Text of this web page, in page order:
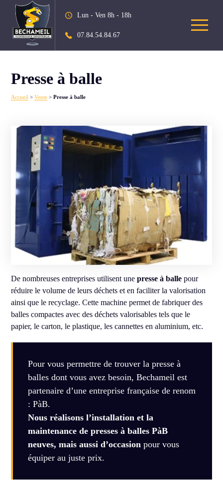
Lun - Ven 8h - 18h
07.84.54.84.67
Presse à balle
Accueil >Vente >Presse à balle
De nombreuses entreprises utilisent unepresse à balle pour
réduire le volume de leurs déchets et en faciliter la valorisation
ainsi que le recyclage. Cette machine permet de fabriquer des
balles compactes avec des déchets valorisables tels que le
papier, le carton, le plastique, les cannettes en aluminium, etc.
Pour vous permettre de trouver la presse à
balles dont vous avez besoin, Bechameil est
partenaire d’une entreprise française de renom
: PàB.
Nous réalisons l’installation et la
maintenance de presses à balles PàB
neuves, mais aussi d’occasion pour vous
équiper au juste prix.